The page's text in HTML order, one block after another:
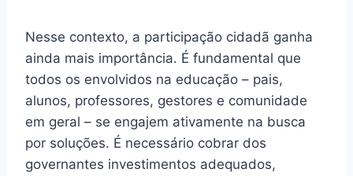
Nesse contexto, a participação cidadã ganha
ainda mais importância. É fundamental que
todos os envolvidos na educação – pais,
alunos, professores, gestores e comunidade
em geral – se engajem ativamente na busca
por soluções. É necessário cobrar dos
governantes investimentos adequados,